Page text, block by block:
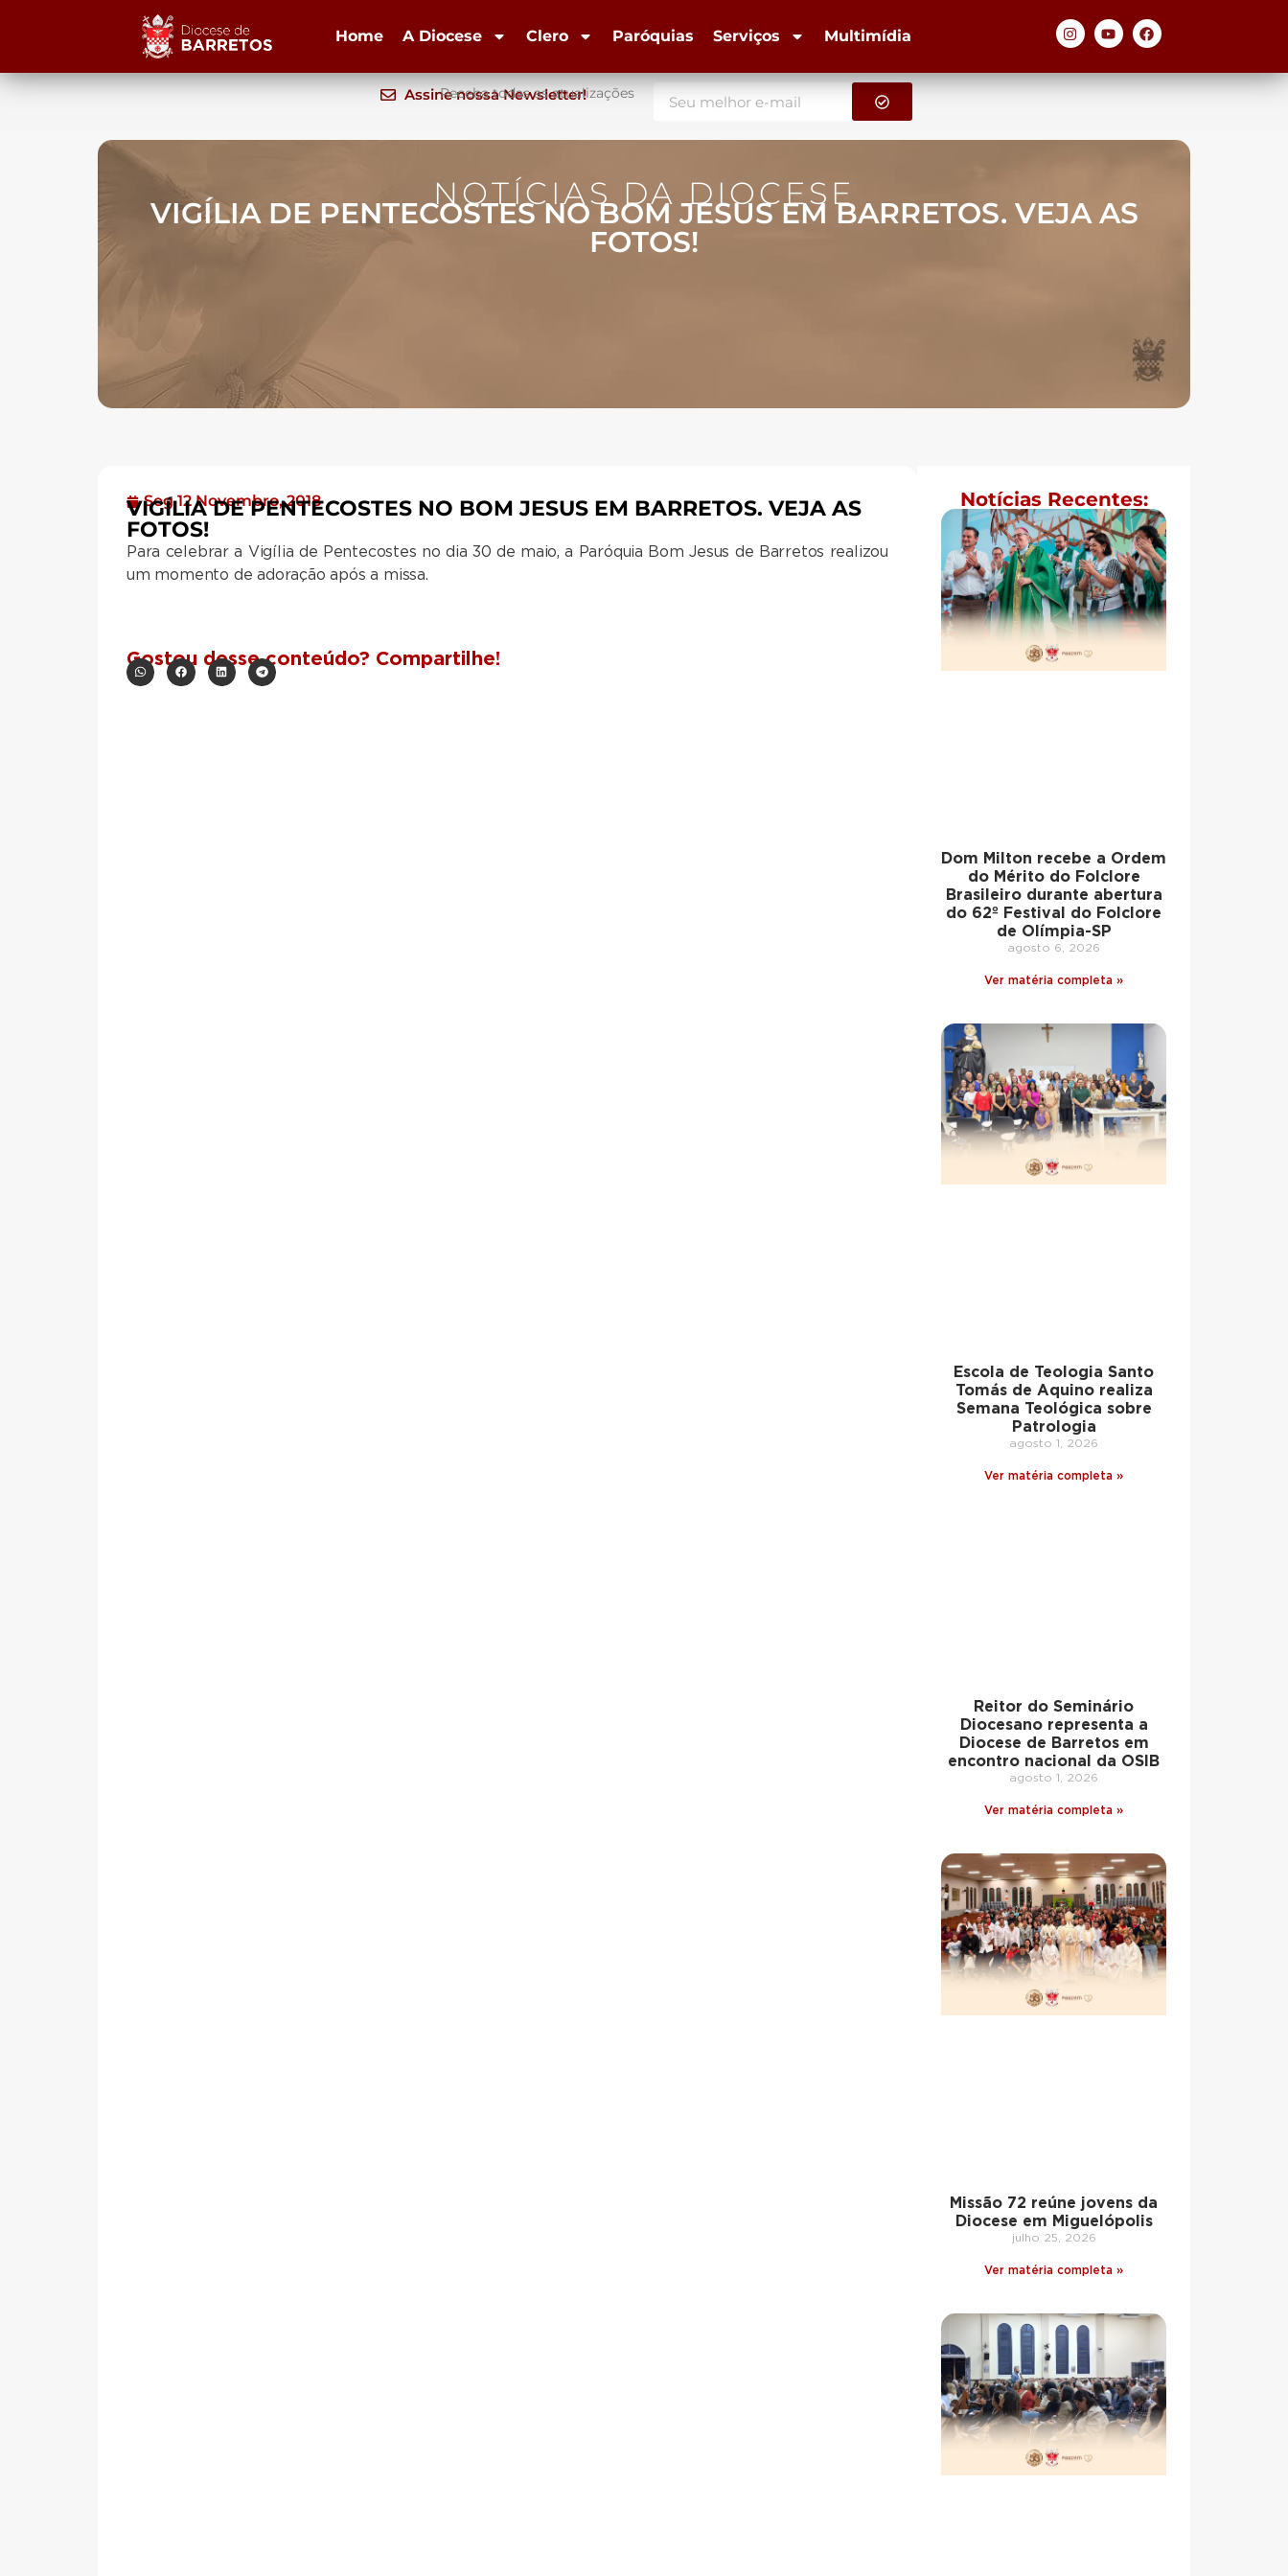
Home A Diocese Clero Paróquias Serviços Multimídia
Assine nossa Newsletter!
Receba todas as atualizações
NOTÍCIAS DA DIOCESE
VIGÍLIA DE PENTECOSTES NO BOM JESUS EM BARRETOS. VEJA AS
FOTOS!
Seg 12 Novembro, 2018
VIGÍLIA DE PENTECOSTES NO BOM JESUS EM BARRETOS. VEJA AS
FOTOS!
Para celebrar a Vigília de Pentecostes no dia 30 de maio, a Paróquia Bom Jesus de Barretos realizou
um momento de adoração após a missa.
Gostou desse conteúdo? Compartilhe!
Notícias Recentes:
Dom Milton recebe a Ordem
do Mérito do Folclore
Brasileiro durante abertura
do 62º Festival do Folclore
de Olímpia-SP
agosto 6, 2026
Ver matéria completa »
Escola de Teologia Santo
Tomás de Aquino realiza
Semana Teológica sobre
Patrologia
agosto 1, 2026
Ver matéria completa »
Reitor do Seminário
Diocesano representa a
Diocese de Barretos em
encontro nacional da OSIB
agosto 1, 2026
Ver matéria completa »
Missão 72 reúne jovens da
Diocese em Miguelópolis
julho 25, 2026
Ver matéria completa »